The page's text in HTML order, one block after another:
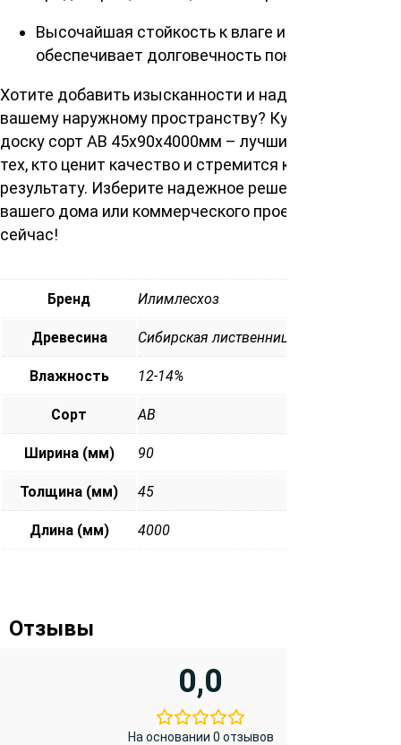
Высочайшая стойкость к влаге и истиранию
обеспечивает долговечность покрытия.
Хотите добавить изысканности и надежности
вашему наружному пространству? Купить палубную
доску сорт АВ 45х90х4000мм – лучший выбор для
тех, кто ценит качество и стремится к безупречному
результату. Изберите надежное решение для
вашего дома или коммерческого проекта прямо
сейчас!
Бренд Илимлесхоз
Древесина Сибирская лиственница
Влажность 12-14%
Сорт АВ
Ширина (мм) 90
Толщина (мм) 45
Длина (мм) 4000
Отзывы
0,0
На основании 0 отзывов